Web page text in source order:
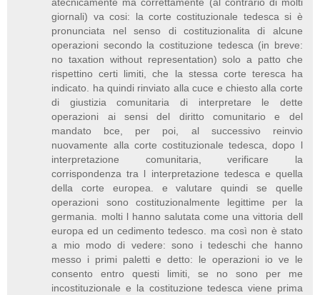
atecnicamente ma correttamente (al contrario di molti
giornali) va cosi: la corte costituzionale tedesca si è
pronunciata nel senso di costituzionalita di alcune
operazioni secondo la costituzione tedesca (in breve:
no taxation without representation) solo a patto che
rispettino certi limiti, che la stessa corte teresca ha
indicato. ha quindi rinviato alla cuce e chiesto alla corte
di giustizia comunitaria di interpretare le dette
operazioni ai sensi del diritto comunitario e del
mandato bce, per poi, al successivo reinvio
nuovamente alla corte costituzionale tedesca, dopo l
interpretazione comunitaria, verificare la
corrispondenza tra l interpretazione tedesca e quella
della corte europea. e valutare quindi se quelle
operazioni sono costituzionalmente legittime per la
germania. molti l hanno salutata come una vittoria dell
europa ed un cedimento tedesco. ma così non è stato
a mio modo di vedere: sono i tedeschi che hanno
messo i primi paletti e detto: le operazioni io ve le
consento entro questi limiti, se no sono per me
incostituzionale e la costituzione tedesca viene prima